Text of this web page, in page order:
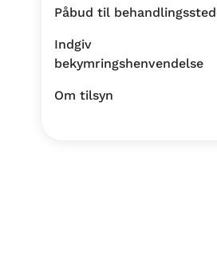
Påbud til
Indgiv
bekymringshenvendelse
Om tilsyn